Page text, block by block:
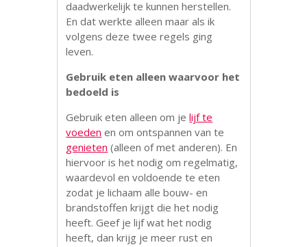
daadwerkelijk te kunnen herstellen.
En dat werkte alleen maar als ik
volgens deze twee regels ging
leven.
Gebruik eten alleen waarvoor het
bedoeld is
Gebruik eten alleen om jelijf te
voeden en om ontspannen van te
genieten (alleen of met anderen). En
hiervoor is het nodig om regelmatig,
waardevol en voldoende te eten
zodat je lichaam alle bouw- en
brandstoffen krijgt die het nodig
heeft. Geef je lijf wat het nodig
heeft, dan krijg je meer rust en